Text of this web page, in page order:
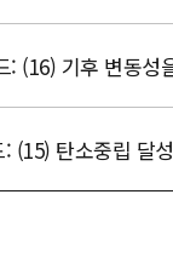
: (16) 기후 변동성
(15) 탄소중립 달